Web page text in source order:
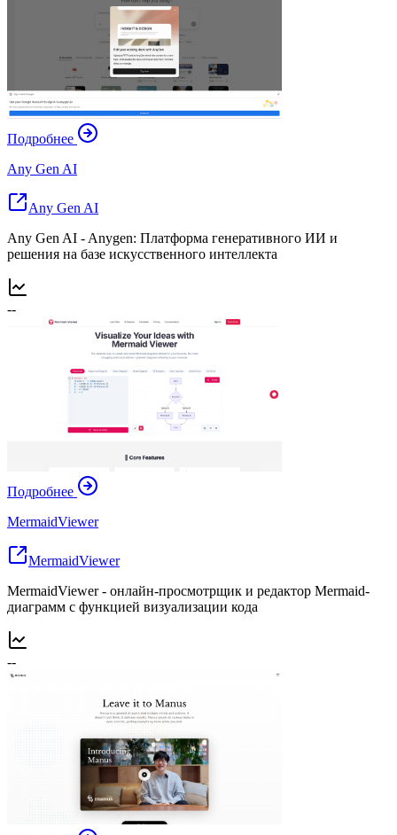
Подробнее
Any Gen AI
Any Gen AI
Any Gen AI - Anygen: Платформа генеративного ИИ и
решения на базе искусственного интеллекта
--
Подробнее
MermaidViewer
MermaidViewer
MermaidViewer - онлайн-просмотрщик и редактор Mermaid-
диаграмм с функцией визуализации кода
--